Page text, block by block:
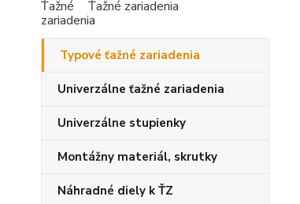
Ťažné zariadenia
Typové ťažné zariadenia
Univerzálne ťažné zariadenia
Univerzálne stupienky
Montážny materiál, skrutky
Náhradné diely k ŤZ